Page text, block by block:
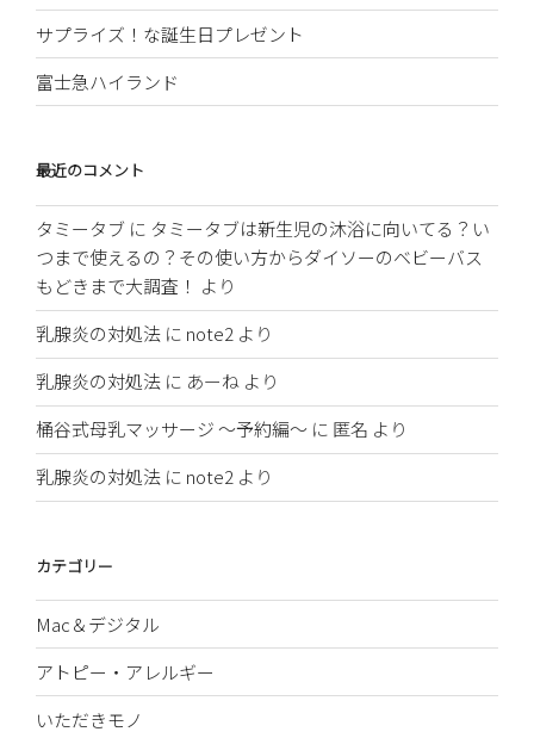
サプライズ！な誕生日プレゼント
富士急ハイランド
最近のコメント
タミータブ に タミータブは新生児の沐浴に向いてる？い
つまで使えるの？その使い方からダイソーのベビーバス
もどきまで大調査！ より
乳腺炎の対処法 に note2 より
乳腺炎の対処法 に あーね より
桶谷式母乳マッサージ 〜予約編〜 に 匿名 より
乳腺炎の対処法 に note2 より
カテゴリー
Mac＆デジタル
アトピー・アレルギー
いただきモノ